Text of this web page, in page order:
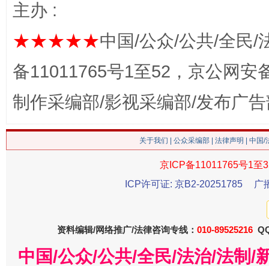
谢
主办 :
★★★★★中国/公众/公共/全民/
备11011765号1至52，京公网安
制作采编部/影视采编部/发布广
关于我们 公众采编部 法律声明 | 中国
京ICP备11011765号1至
ICP许可证: 京B2-20251785
广
资料编辑/网络推广/法律咨询专线： 010-89525216
中国/公众/公共/全民/法治/法制/